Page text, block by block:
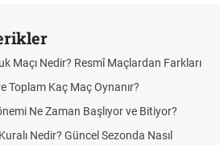
Maçı Nedir? Resmî Maçlardan Farkları
Toplam Kaç Maç Oynanır?
Ne Zaman Başlıyor ve Bitiyor?
Nedir? Güncel Sezonda Nasıl